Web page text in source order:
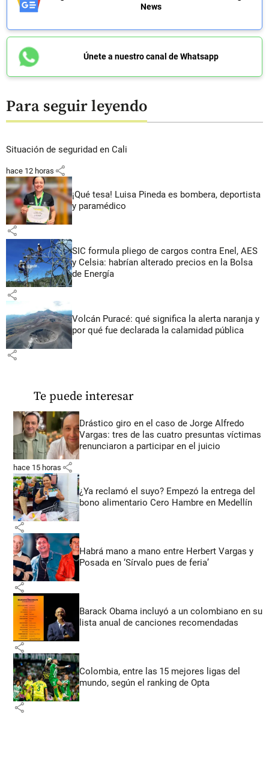
News
Únete a nuestro canal de Whatsapp
Para seguir leyendo
Situación de seguridad en Cali
hace 12 horas share
¡Qué tesa! Luisa Pineda es bombera, deportista
y paramédico
share
SIC formula pliego de cargos contra Enel, AES
y Celsia: habrían alterado precios en la Bolsa
de Energía
share
Volcán Puracé: qué significa la alerta naranja y
por qué fue declarada la calamidad pública
share
Te puede interesar
Drástico giro en el caso de Jorge Alfredo
Vargas: tres de las cuatro presuntas víctimas
renunciaron a participar en el juicio
hace 15 horas share
¿Ya reclamó el suyo? Empezó la entrega del
bono alimentario Cero Hambre en Medellín
share
Habrá mano a mano entre Herbert Vargas y
Posada en ‘Sírvalo pues de feria’
share
Barack Obama incluyó a un colombiano en su
lista anual de canciones recomendadas
share
Colombia, entre las 15 mejores ligas del
mundo, según el ranking de Opta
share